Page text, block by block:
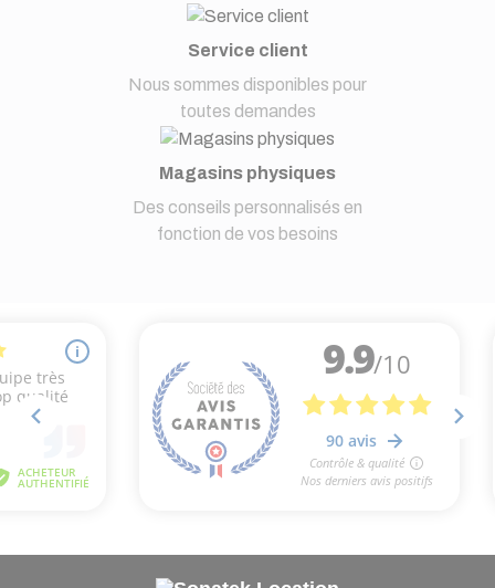
Service client
Nous sommes disponibles pour
toutes demandes
Magasins physiques
Des conseils personnalisés en
fonction de vos besoins